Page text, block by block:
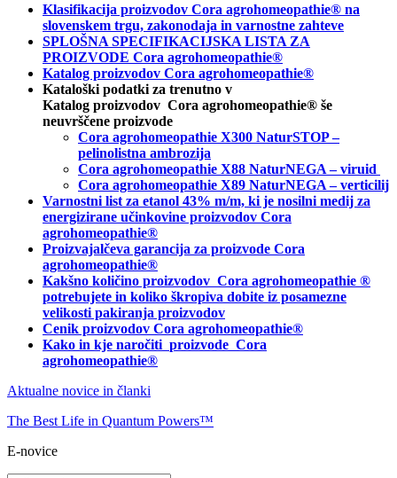
Klasifikacija proizvodov Cora agrohomeopathie® na
slovenskem trgu, zakonodaja in varnostne zahteve
SPLOŠNA SPECIFIKACIJSKA LISTA ZA
PROIZVODE Cora agrohomeopathie®
Katalog proizvodov Cora agrohomeopathie®
Kataloški podatki za trenutno v
Katalog proizvodov Cora agrohomeopathie® še
neuvrščene proizvode
Cora agrohomeopathie X300 NaturSTOP –
pelinolistna ambrozija
Cora agrohomeopathie X88 NaturNEGA – viruid
Cora agrohomeopathie X89 NaturNEGA – verticilij
Varnostni list za etanol 43% m/m, ki je nosilni medij za
energizirane učinkovine proizvodov Cora
agrohomeopathie®
Proizvajalčeva garancija za proizvode Cora
agrohomeopathie®
Kakšno količino proizvodov Cora agrohomeopathie ®
potrebujete in koliko škropiva dobite iz posamezne
velikosti pakiranja proizvodov
Cenik proizvodov Cora agrohomeopathie®
Kako in kje naročiti proizvode Cora
agrohomeopathie®
Aktualne novice in članki
The Best Life in Quantum Powers™
E-novice